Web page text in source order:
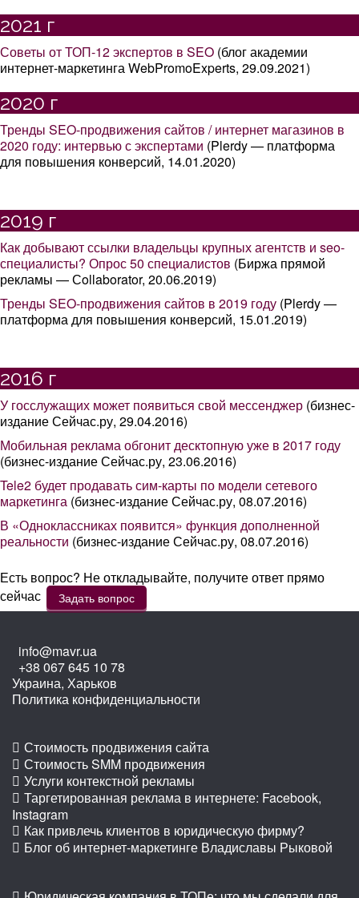
2021 г
Советы от ТОП-12 экспертов в SEO (блог академии
интернет-маркетинга WebPromoExperts, 29.09.2021)
2020 г
Тренды SEO-продвижения сайтов / интернет магазинов в
2020 году: интервью с экспертами (Plerdy — платформа
для повышения конверсий, 14.01.2020)
2019 г
Как добывают ссылки владельцы крупных агентств и seo-
специалисты? Опрос 50 специалистов (Биржа прямой
рекламы — Сollaborator, 20.06.2019)
Тренды SEO-продвижения сайтов в 2019 году (Plerdy —
платформа для повышения конверсий, 15.01.2019)
2016 г
У госслужащих может появиться свой мессенджер (бизнес-
издание Сейчас.ру, 29.04.2016)
Мобильная реклама обгонит десктопную уже в 2017 году
(бизнес-издание Сейчас.ру, 23.06.2016)
Tele2 будет продавать сим-карты по модели сетевого
маркетинга (бизнес-издание Сейчас.ру, 08.07.2016)
В «Одноклассниках появится» функция дополненной
реальности (бизнес-издание Сейчас.ру, 08.07.2016)
Есть вопрос? Не откладывайте, получите ответ прямо
сейчас
Задать вопрос
info@mavr.ua
+38 067 645 10 78
Украина, Харьков
Политика конфиденциальности
Стоимость продвижения сайта
Стоимость SMM продвижения
Услуги контекстной рекламы
Таргетированная реклама в интернете: Facebook,
Instagram
Как привлечь клиентов в юридическую фирму?
Блог об интернет-маркетинге Владиславы Рыковой